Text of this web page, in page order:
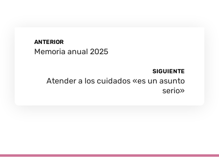
ANTERIOR
Memoria anual 2025
SIGUIENTE
Atender a los cuidados «es un asunto
serio»